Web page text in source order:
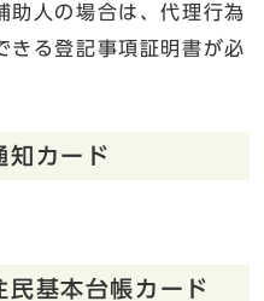
助人の場合は、代理行為
きる登記事項証明書が必
知カード
民基本台帳カード